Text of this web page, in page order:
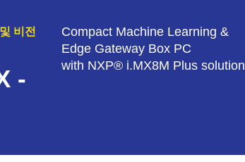
비전
-
Compact Machine Learning &
Edge Gateway Box PC
with NXP® i.MX8M Plus solution